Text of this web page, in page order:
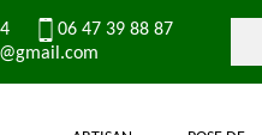
06 47 39 88 87